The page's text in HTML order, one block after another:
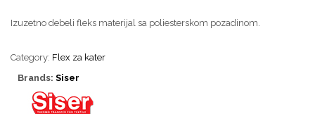
Izuzetno debeli fleks materijal sa poliesterskom pozadinom.
Category: Flex za kater
Brands: Siser